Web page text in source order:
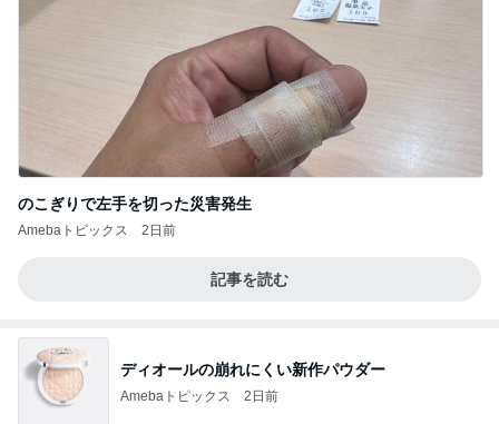
のこぎりで左手を切った災害発生
Amebaトピックス 2日前
記事を読む
ディオールの崩れにくい新作パウダー
Amebaトピックス 2日前